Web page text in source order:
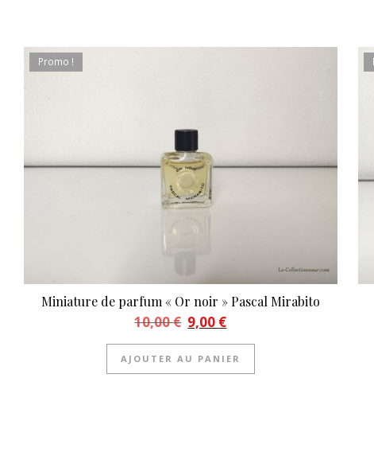
Promo !
Miniature de parfum « Or noir » Pascal Mirabito
10,00€ Le prix initial était : 10,00 €.
9,00 €Le prix actuel est : 9,00 €.
AJOUTER AU PANIER